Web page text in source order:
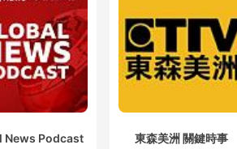
di un giudice indiano abbia innescato
È probabilmente l'attacco più
sanguinoso che è avvenuto in
anno.
News Podcast 東森美洲 關鍵時事